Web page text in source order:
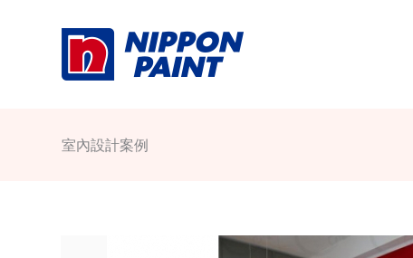
室內設計案例